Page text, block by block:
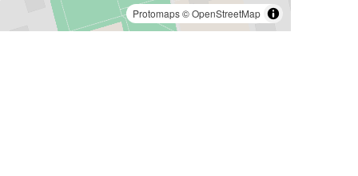
Protomaps©OpenStreetMap